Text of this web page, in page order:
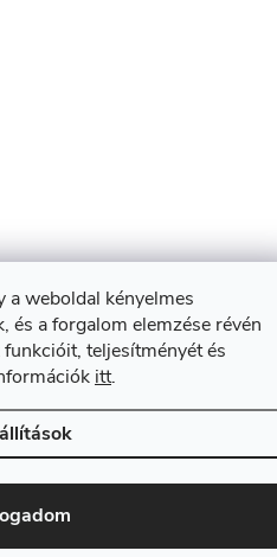
a weboldal kényelmes
és a forgalom elemzése révén
teljesítményét és
itt.